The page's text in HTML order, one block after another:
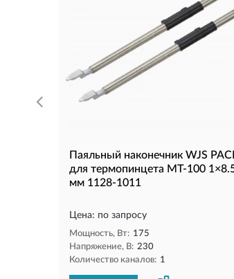
Паяльный наконечник WJS
для термопинцета MT-100
мм 1128-1011
Цена: по запросу
Мощность, Вт: 175
Напряжение, В: 230
Количество каналов: 1